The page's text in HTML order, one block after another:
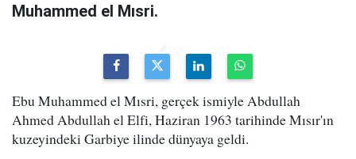
Muhammed el Mısri.
Ebu Muhammed el Mısri, gerçek ismiyle Abdullah
Ahmed Abdullah el Elfi, Haziran 1963 tarihinde Mısır'ın
kuzeyindeki Garbiye ilinde dünyaya geldi.